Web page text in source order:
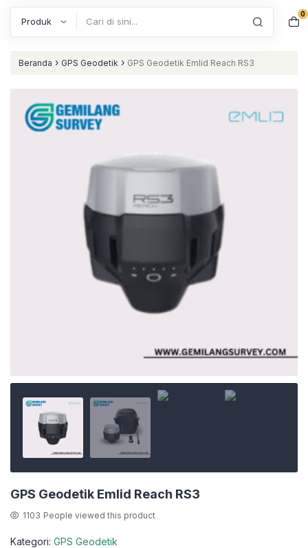
0
Beranda › GPS Geodetik › GPS Geodetik Emlid Reach RS3
GPS Geodetik Emlid Reach RS3
1103 People viewed this product
Kategori: GPS Geodetik